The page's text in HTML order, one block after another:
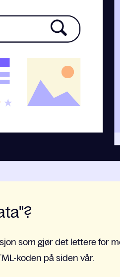
som gjør det lettere for
koden på siden vår.